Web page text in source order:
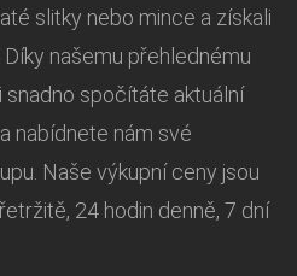
slitky nebo mince a získali
našemu přehlednému
snadno spočítáte aktuální
nabídnete nám své
Naše výkupní ceny jsou
24 hodin denně, 7 dní